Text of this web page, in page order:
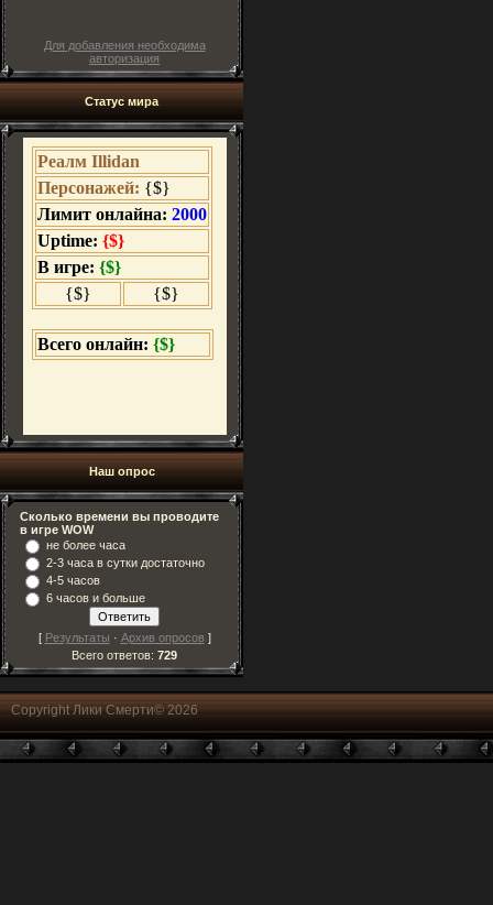
Для добавления необходима
авторизация
Статус мира
Наш опрос
Сколько времени вы проводите
в игре WOW
не более часа
2-3 часа в сутки достаточно
4-5 часов
6 часов и больше
[ Результаты · Архив опросов ]
Всего ответов: 729
Copyright Лики Смерти© 2026